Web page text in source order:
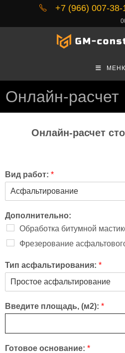
+7 (966) 007-38-
Онлайн-расчет
Онлайн-расчет
Вид работ: *
Асфальтирование
Дополнительно:
Обработка битумной
Фрезерование
Тип асфальтирования: *
Простое асфальтирование
Введите площадь, (м2): *
Готовое основание: *